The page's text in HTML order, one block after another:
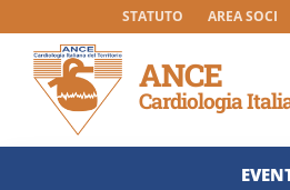
STATUTO AREA SOCI
ANCE
Cardiologia